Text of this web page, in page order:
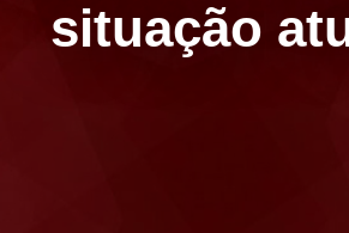
situação